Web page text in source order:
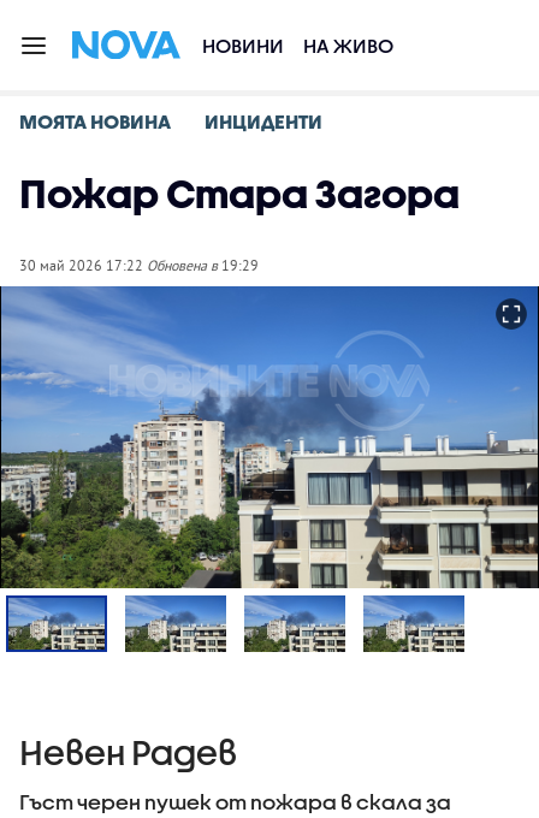
НОВИНИ НА ЖИВО
МОЯТА НОВИНА ИНЦИДЕНТИ
Пожар Стара Загора
30 май 2026 17:22 Обновена в19:29
Невен Радев
Гъст черен пушек от пожара в скала за